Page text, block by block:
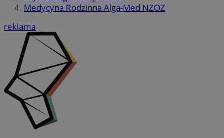
Medycyna Rodzinna Alga-Med NZOZ
reklama